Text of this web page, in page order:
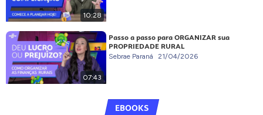
10:28
07:43
Passo a passo para ORGANIZAR sua
PROPRIEDADE RURAL
Sebrae Paraná 21/04/2026
EBOOKS